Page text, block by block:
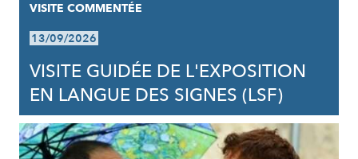
VISITE COMMENTÉE
13/09/2026
VISITE GUIDÉE DE L'EXPOSITION
EN LANGUE DES SIGNES (LSF)